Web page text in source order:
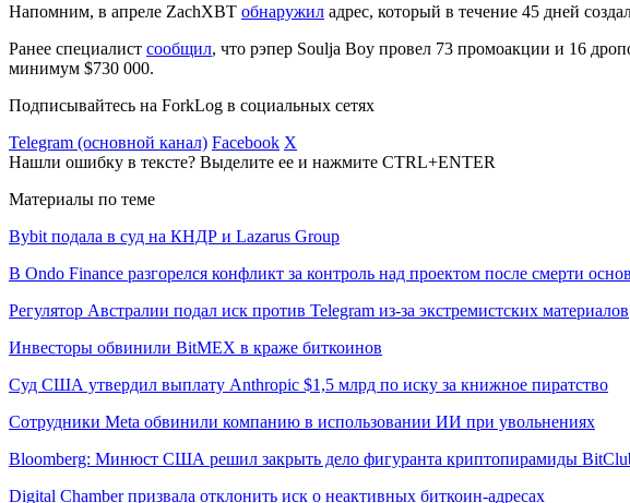
Напомним, в апреле ZachXBT обнаружил адрес, который в течение 45 дней
Ранее специалист сообщил, что рэпер Soulja Boy провел 73 промоакции и 16
минимум $730 000.
Подписывайтесь на ForkLog в социальных сетях
Telegram (основной канал) Facebook X
Нашли ошибку в тексте? Выделите ее и нажмите CTRL+ENTER
Материалы по теме
Bybit подала в суд на КНДР и Lazarus Group
В Ondo Finance разгорелся конфликт за контроль над проектом после смерти
Регулятор Австралии подал иск против Telegram из-за экстремистских материалов
Инвесторы обвинили BitMEX в краже биткоинов
Суд США утвердил выплату Anthropic $1,5 млрд по иску за книжное пиратство
Сотрудники Meta обвинили компанию в использовании ИИ при увольнениях
Bloomberg: Минюст США решил закрыть дело фигуранта криптопирамиды
Digital Chamber призвала отклонить иск о неактивных биткоин-адресах